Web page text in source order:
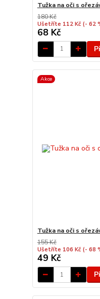
Tužka na oči s
180 Kč
Ušetříte 112 Kč (- 62
68 Kč
Akce
Tužka na oči s
155 Kč
Ušetříte 106 Kč (- 68
49 Kč